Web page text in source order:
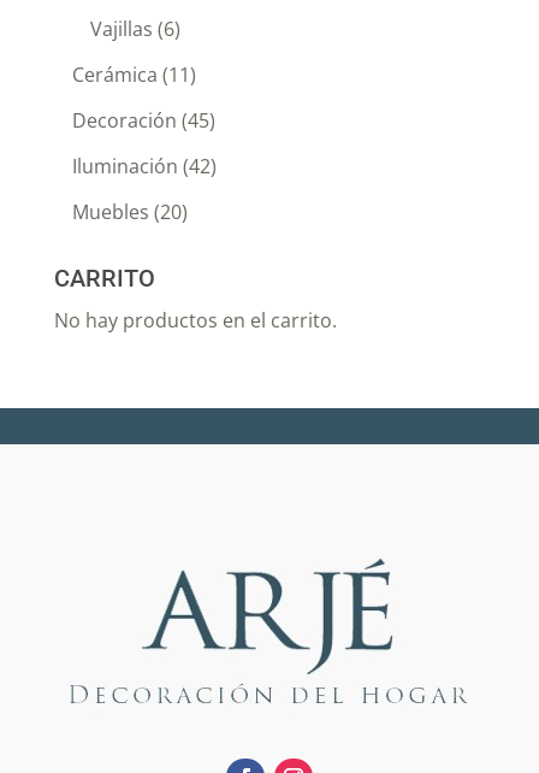
Vajillas (6)
Cerámica (11)
Decoración (45)
Iluminación (42)
Muebles (20)
CARRITO
No hay productos en el carrito.